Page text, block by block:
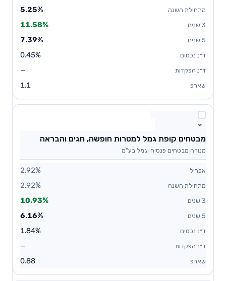
5.25%
11.58%
7.39%
0.45%
—
1.1
מבטחים קופת גמל למטרות חופשה, חגים והבראה
מנורה מבטחים פנסיה וגמל בע"מ
2.92%
2.92%
10.93%
6.16%
1.84%
—
0.88